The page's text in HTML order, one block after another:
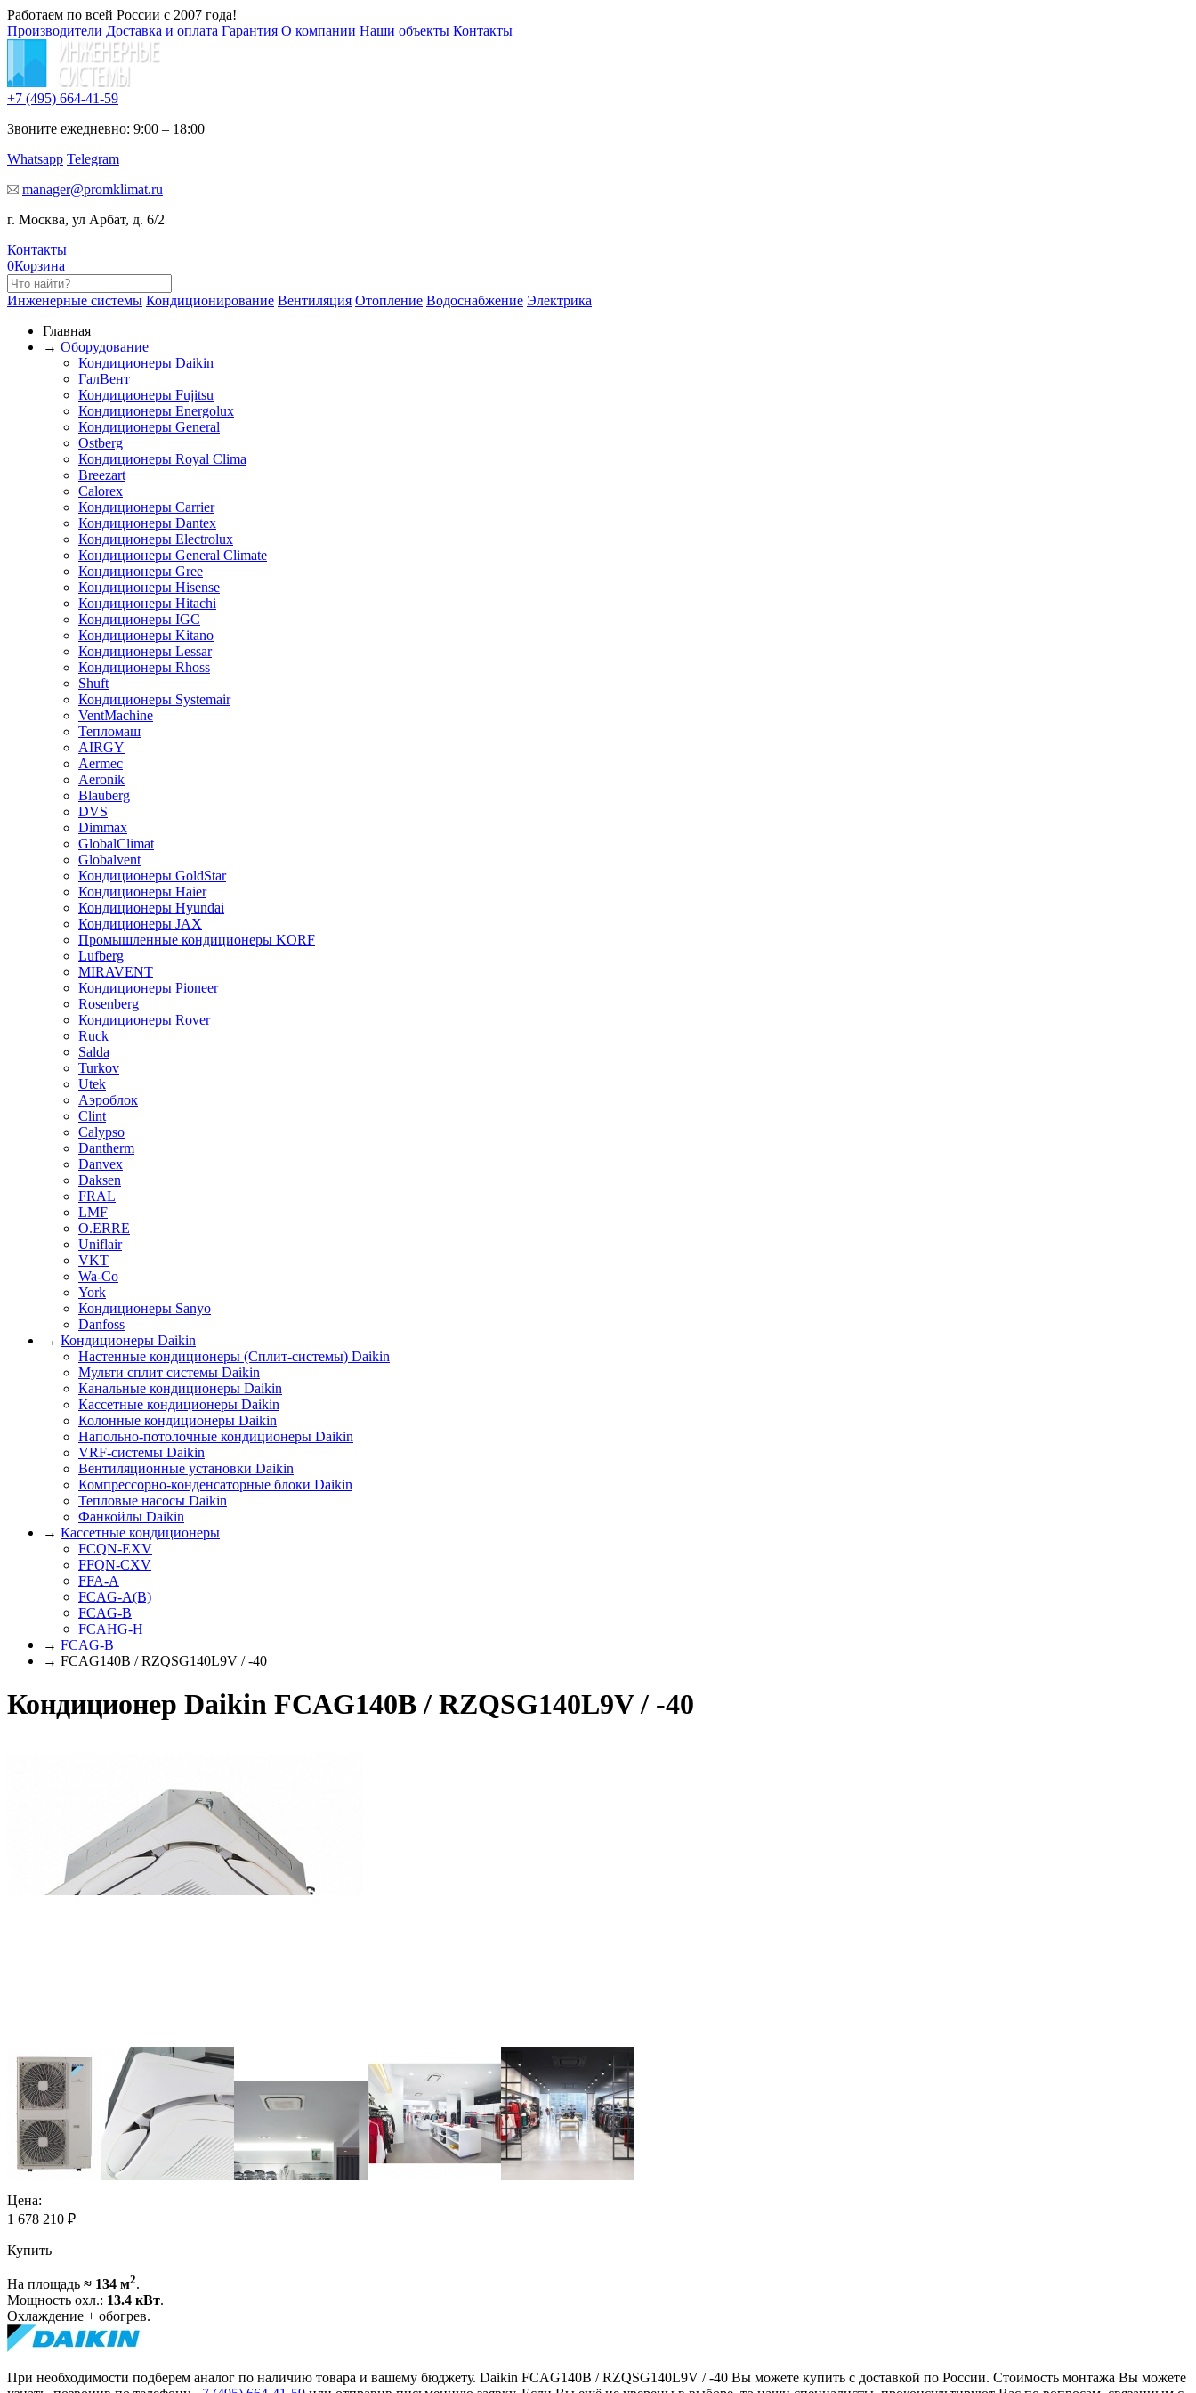
Работаем по всей России с 2007 года!
Производители Доставка и оплата Гарантия О компании Наши объекты Контакты
+7 (495) 664-41-59
Звоните ежедневно: 9:00 – 18:00
Whatsapp Telegram
manager@promklimat.ru
г. Москва, ул Арбат, д. 6/2
Контакты
0Корзина
Инженерные системы Кондиционирование Вентиляция Отопление Водоснабжение Электрика
Главная
→ Оборудование
Кондиционеры Daikin
ГалВент
Кондиционеры Fujitsu
Кондиционеры Energolux
Кондиционеры General
Ostberg
Кондиционеры Royal Clima
Breezart
Calorex
Кондиционеры Carrier
Кондиционеры Dantex
Кондиционеры Electrolux
Кондиционеры General Climate
Кондиционеры Gree
Кондиционеры Hisense
Кондиционеры Hitachi
Кондиционеры IGC
Кондиционеры Kitano
Кондиционеры Lessar
Кондиционеры Rhoss
Shuft
Кондиционеры Systemair
VentMachine
Тепломаш
AIRGY
Aermec
Aeronik
Blauberg
DVS
Dimmax
GlobalClimat
Globalvent
Кондиционеры GoldStar
Кондиционеры Haier
Кондиционеры Hyundai
Кондиционеры JAX
Промышленные кондиционеры KORF
Lufberg
MIRAVENT
Кондиционеры Pioneer
Rosenberg
Кондиционеры Rover
Ruck
Salda
Turkov
Utek
Аэроблок
Clint
Calypso
Dantherm
Danvex
Daksen
FRAL
LMF
O.ERRE
Uniflair
VKT
Wa-Co
York
Кондиционеры Sanyo
Danfoss
→ Кондиционеры Daikin
Настенные кондиционеры (Сплит-системы) Daikin
Мульти сплит системы Daikin
Канальные кондиционеры Daikin
Кассетные кондиционеры Daikin
Колонные кондиционеры Daikin
Напольно-потолочные кондиционеры Daikin
VRF-системы Daikin
Вентиляционные установки Daikin
Компрессорно-конденсаторные блоки Daikin
Тепловые насосы Daikin
Фанкойлы Daikin
→ Кассетные кондиционеры
FCQN-EXV
FFQN-CXV
FFA-A
FCAG-A(B)
FCAG-B
FCAHG-H
→ FCAG-B
→ FCAG140B / RZQSG140L9V / -40
Кондиционер Daikin FCAG140B / RZQSG140L9V / -40
Цена:
1 678 210 ₽
Купить
На площадь ≈ 134 м2.
Мощность охл.: 13.4 кВт.
Охлаждение + обогрев.
При необходимости подберем аналог по наличию товара и вашему бюджету. Daikin FCAG140B / RZQSG140L9V / -40 Вы можете купить с доставкой по России. Стоимость монтажа Вы можете